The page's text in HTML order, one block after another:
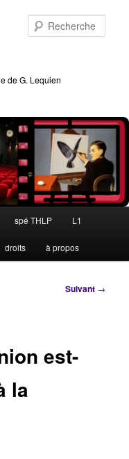
de G. Lequien
spé THLP L1
droits à propos
Suivant →
est-
la